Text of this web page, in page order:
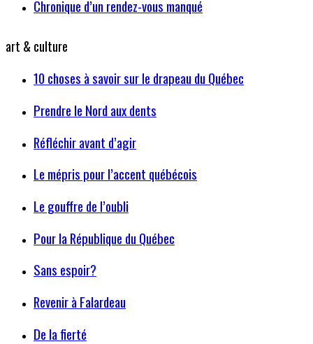
Chronique d’un rendez-vous manqué
art & culture
10 choses à savoir sur le drapeau du Québec
Prendre le Nord aux dents
Réfléchir avant d’agir
Le mépris pour l’accent québécois
Le gouffre de l’oubli
Pour la République du Québec
Sans espoir?
Revenir à Falardeau
De la fierté